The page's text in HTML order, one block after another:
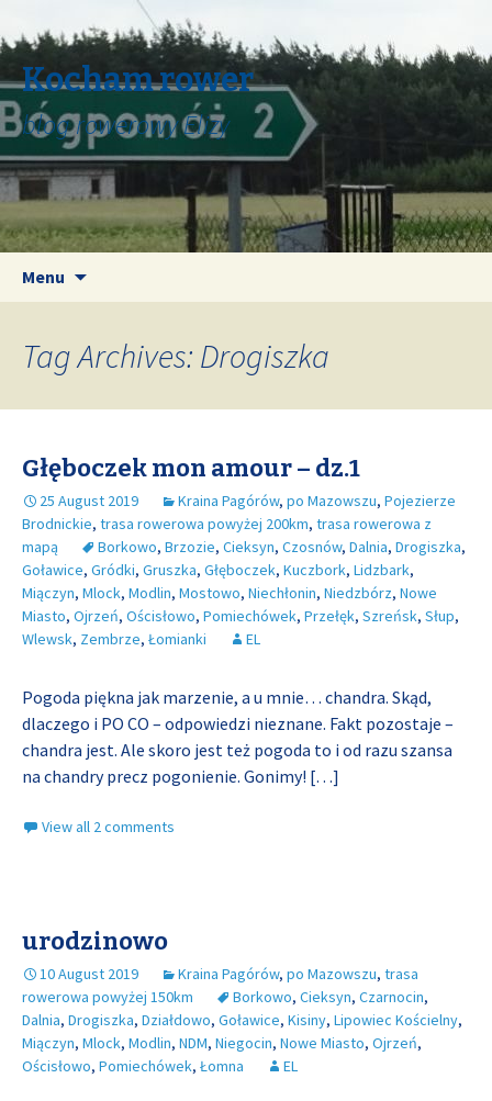
Kocham rower
blog rowerowy Elizy
Menu
Tag Archives: Drogiszka
Głęboczek mon amour – dz.1
25 August 2019 Kraina Pagórów, po Mazowszu, Pojezierze
Brodnickie, trasa rowerowa powyżej 200km, trasa rowerowa z
mapą
Borkowo, Brzozie, Cieksyn, Czosnów, Dalnia, Drogiszka,
Goławice, Gródki, Gruszka, Głęboczek, Kuczbork, Lidzbark,
Miączyn, Mlock, Modlin, Mostowo, Niechłonin, Niedzbórz, Nowe
Miasto, Ojrzeń, Ościsłowo, Pomiechówek, Przełęk, Szreńsk, Słup,
Wlewsk, Zembrze, Łomianki EL
Pogoda piękna jak marzenie, a u mnie… chandra. Skąd,
dlaczego i PO CO – odpowiedzi nieznane. Fakt pozostaje –
chandra jest. Ale skoro jest też pogoda to i od razu szansa
na chandry precz pogonienie. Gonimy! […]
View all 2 comments
urodzinowo
10 August 2019 Kraina Pagórów, po Mazowszu, trasa
rowerowa powyżej 150km
Borkowo, Cieksyn, Czarnocin,
Dalnia, Drogiszka, Działdowo, Goławice, Kisiny, Lipowiec Kościelny,
Miączyn, Mlock, Modlin, NDM, Niegocin, Nowe Miasto, Ojrzeń,
Ościsłowo, Pomiechówek, Łomna EL